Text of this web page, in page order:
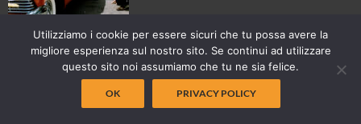
Utilizziamo i cookie per essere sicuri che tu possa avere la
migliore esperienza sul nostro sito. Se continui ad utilizzare
questo sito noi assumiamo che tu ne sia felice.
OK PRIVACY POLICY